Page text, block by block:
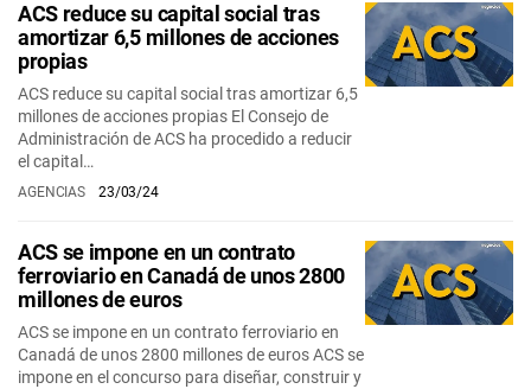
ACS reduce su capital social tras
amortizar 6,5 millones de acciones
propias
ACS reduce su capital social tras amortizar 6,5
millones de acciones propias El Consejo de
Administración de ACS ha procedido a reducir
el capital…
AGENCIAS 23/03/24
ACS se impone en un contrato
ferroviario en Canadá de unos 2800
millones de euros
ACS se impone en un contrato ferroviario en
Canadá de unos 2800 millones de euros ACS se
impone en el concurso para diseñar, construir y